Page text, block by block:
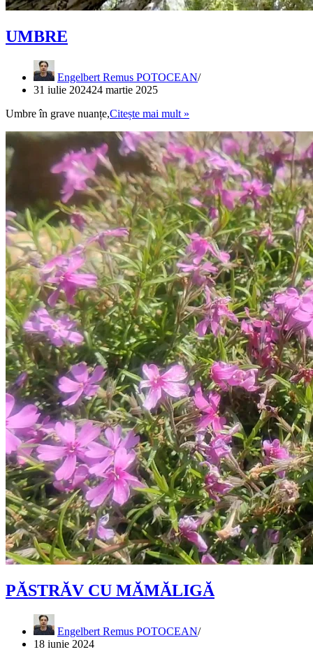
UMBRE
Engelbert Remus POTOCEAN
31 iulie 202424 martie 2025
Umbre în grave nuanțe,Citește mai mult »
PĂSTRĂV CU MĂMĂLIGĂ
Engelbert Remus POTOCEAN
18 iunie 2024